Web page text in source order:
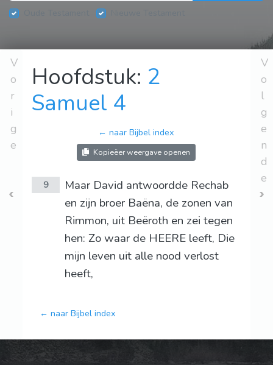
V
o
r
i
g
e
Hoofdstuk: 2
Samuel 4
← naar Bijbel index
Kopieëer weergave openen
9
Maar David antwoordde Rechab
en zijn broer Baëna, de zonen van
Rimmon, uit Beëroth en zei tegen
hen: Zo waar de HEERE leeft, Die
mijn leven uit alle nood verlost
heeft,
← naar Bijbel index
V
o
l
g
e
n
d
e